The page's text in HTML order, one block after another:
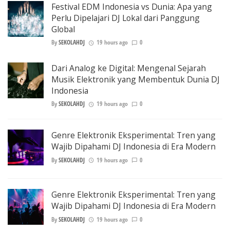
Festival EDM Indonesia vs Dunia: Apa yang
Perlu Dipelajari DJ Lokal dari Panggung
Global
BySEKOLAHDJ 19 hours ago 0
Dari Analog ke Digital: Mengenal Sejarah
Musik Elektronik yang Membentuk Dunia DJ
Indonesia
BySEKOLAHDJ 19 hours ago 0
Genre Elektronik Eksperimental: Tren yang
Wajib Dipahami DJ Indonesia di Era Modern
BySEKOLAHDJ 19 hours ago 0
Genre Elektronik Eksperimental: Tren yang
Wajib Dipahami DJ Indonesia di Era Modern
BySEKOLAHDJ 19 hours ago 0